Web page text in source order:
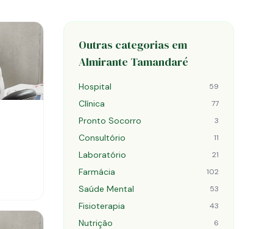
Outras categorias em
Almirante Tamandaré
Hospital 59
Clínica 77
Pronto Socorro 3
Consultório 11
Laboratório 21
Farmácia 102
Saúde Mental 53
Fisioterapia 43
Nutrição 6